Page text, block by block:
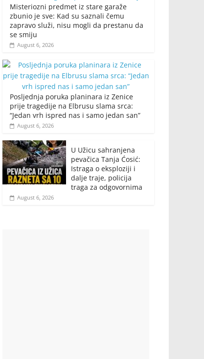
Misteriozni predmet iz stare garaže
zbunio je sve: Kad su saznali čemu
zapravo služi, nisu mogli da prestanu da
se smiju
August 6, 2026
Posljednja poruka planinara iz Zenice
prije tragedije na Elbrusu slama srca:
“Jedan vrh ispred nas i samo jedan san”
August 6, 2026
U Užicu sahranjena
pevačica Tanja Ćosić:
Istraga o eksploziji i
dalje traje, policija
traga za odgovornima
August 6, 2026